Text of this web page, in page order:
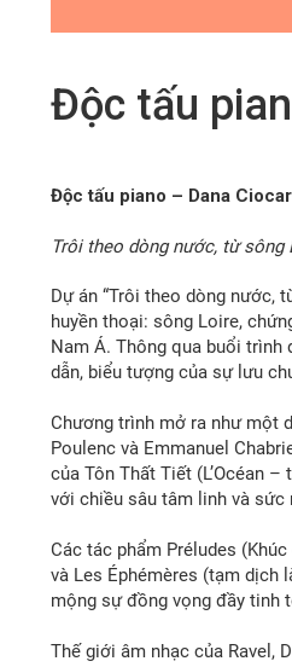
Độc tấu
Độc tấu piano – Dana
Trôi theo dòng nước, từ sông
Dự án “Trôi theo dòng nước,
huyền thoại: sông Loire,
Nam Á. Thông qua buổi trình
dẫn, biểu tượng của sự lưu
Chương trình mở ra như một
Poulenc và Emmanuel
của Tôn Thất Tiết (L’Océan
với chiều sâu tâm linh và
Các tác phẩm Préludes
và Les Éphémères (tạm dịch
mộng sự đồng vọng đầy tinh
Thế giới âm nhạc của Ravel,